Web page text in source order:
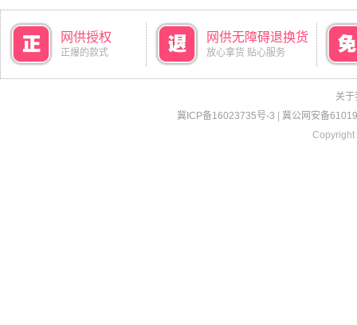
网供授权
正爆的款式
网供无障碍退换货
放心拿货 贴心服务
关于
冀ICP备16023735号-3
冀公网安备